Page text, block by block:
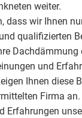
weiter.
dass wir Ihnen
qualifizierten
Dachdämmung
und
Ihnen diese
Firma an.
Erfahrungen